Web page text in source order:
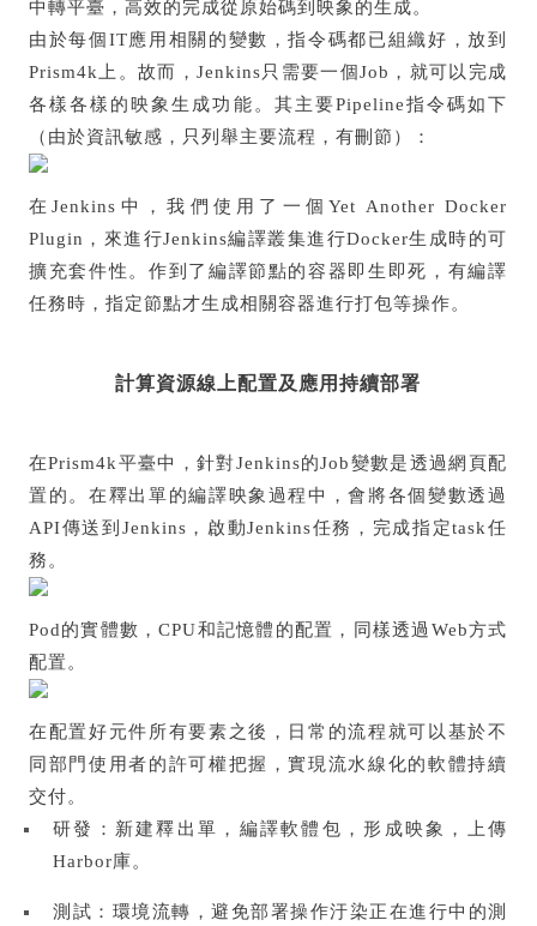
中轉平臺，高效的完成從原始碼到映象的生成。
由於每個IT應用相關的變數，指令碼都已組織好，放到
Prism4k上。故而，Jenkins只需要一個Job，就可以完成
各樣各樣的映象生成功能。其主要Pipeline指令碼如下
（由於資訊敏感，只列舉主要流程，有刪節）：
在Jenkins中，我們使用了一個Yet Another Docker
Plugin，來進行Jenkins編譯叢集進行Docker生成時的可
擴充套件性。作到了編譯節點的容器即生即死，有編譯
任務時，指定節點才生成相關容器進行打包等操作。
計算資源線上配置及應用持續部署
在Prism4k平臺中，針對Jenkins的Job變數是透過網頁配
置的。在釋出單的編譯映象過程中，會將各個變數透過
API傳送到Jenkins，啟動Jenkins任務，完成指定task任
務。
Pod的實體數，CPU和記憶體的配置，同樣透過Web方式
配置。
在配置好元件所有要素之後，日常的流程就可以基於不
同部門使用者的許可權把握，實現流水線化的軟體持續
交付。
研發：新建釋出單，編譯軟體包，形成映象，上傳
Harbor庫。
測試：環境流轉，避免部署操作汙染正在進行中的測